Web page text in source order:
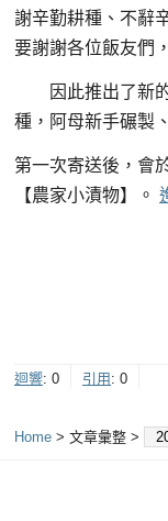
謝辛勤耕種、不辭
要謝謝各位飯友們
因此推出了新的
種，阿母新手碾製
第一次寄送後，會
【農家小漬物】。
迴響: 0 引用: 0
Home > 文章彙整 >